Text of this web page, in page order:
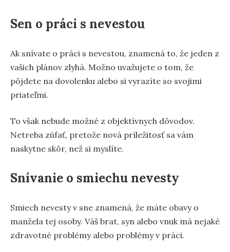
Sen o práci s nevestou
Ak snívate o práci s nevestou, znamená to, že jeden z
vašich plánov zlyhá. Možno uvažujete o tom, že
pôjdete na dovolenku alebo si vyrazíte so svojimi
priateľmi.
To však nebude možné z objektívnych dôvodov.
Netreba zúfať, pretože nová príležitosť sa vám
naskytne skôr, než si myslíte.
Snívanie o smiechu nevesty
Smiech nevesty v sne znamená, že máte obavy o
manžela tej osoby. Váš brat, syn alebo vnuk má nejaké
zdravotné problémy alebo problémy v práci.